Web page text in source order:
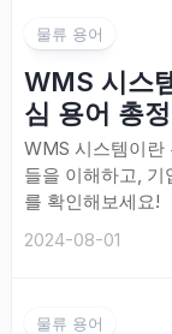
물류 용어
WMS 시스
심 용어 총
WMS 시스템이란
들을 이해하고,
를 확인해보세요!
2024-08-01
물류 용어